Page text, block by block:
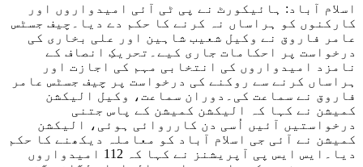
اسلام آباد: ہائیکورٹ نے پی ٹی آئی امیدواروں اور
کارکنوں کو ہراساں نہ کرنے کا حکم دے دیا۔چیف جسٹس
عامر فاروق نے وکیل شعیب شاہین اور علی بخاری کی
درخواست پر احکامات جاری کیے۔تحریکِ انصاف کے
نامزد امیدواروں کی انتخابی مہم کی اجازت اور
ہراساں کرنے سے روکنے کی درخواست پر چیف جسٹس عامر
فاروق نے سماعت کی۔دوران سماعت، وکیل الیکشن
کمیشن نے کہا کہ الیکشن کمیشن کے پاس جتنی
درخواستیں آئیں اُسی دن کارروائی ہوئی، الیکشن
کمیشن نے آئی جی اسلام آباد کو معاملہ دیکھنے کا حکم
دیا۔ایس ایس پی آپریشنز نے کہا کہ 112 امیدواروں